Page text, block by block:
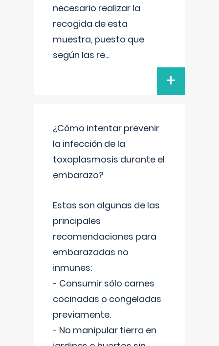
necesario realizar la
recogida de esta
muestra, puesto que
según las re...
+
¿Cómo intentar prevenir
la infección de la
toxoplasmosis durante el
embarazo?
Estas son algunas de las
principales
recomendaciones para
embarazadas no
inmunes:
- Consumir sólo carnes
cocinadas o congeladas
previamente.
- No manipular tierra en